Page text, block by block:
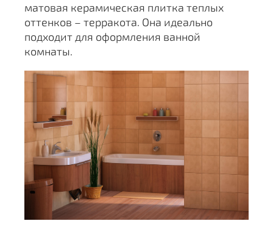
матовая керамическая плитка теплых
оттенков – терракота. Она идеально
подходит для оформления ванной
комнаты.